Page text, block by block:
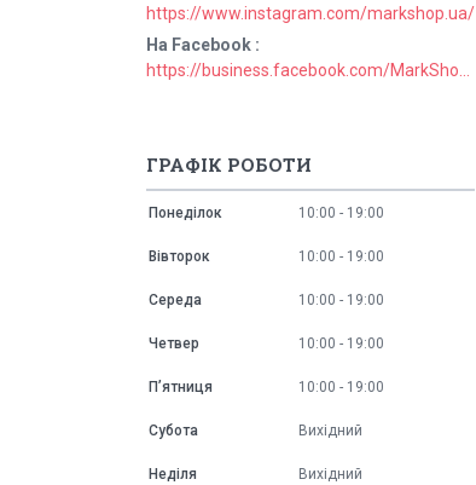
https://www.instagram.com/markshop.ua/
На Facebook
ГРАФІК РОБОТИ
Понеділок 10:00 19:00
Вівторок 10:00 19:00
Середа 10:00 19:00
Четвер 10:00 19:00
Пʼятниця 10:00 19:00
Субота Вихідний
Неділя Вихідний